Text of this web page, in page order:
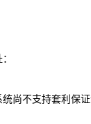
不支持套利保